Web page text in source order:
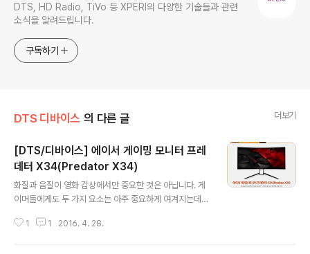
DTS, HD Radio, TiVo 등 XPERI의 다양한 기술들과 관련
소식을 알려드립니다.
구독하기
DTS 디바이스 의 다른 글 더보기
[DTS/디바이스] 에이서 게이밍 모니터 프레
데터 X34(Predator X34)
화질과 음질이 영화 감상에서만 중요한 것은 아닙니다. 게
이머들에게도 두 가지 요소는 아주 중요하게 여겨지는데
는 풍부한 사운드는 필수적입니다. 이런 욕심 많은 게이머
1 1 2016. 4. 28.